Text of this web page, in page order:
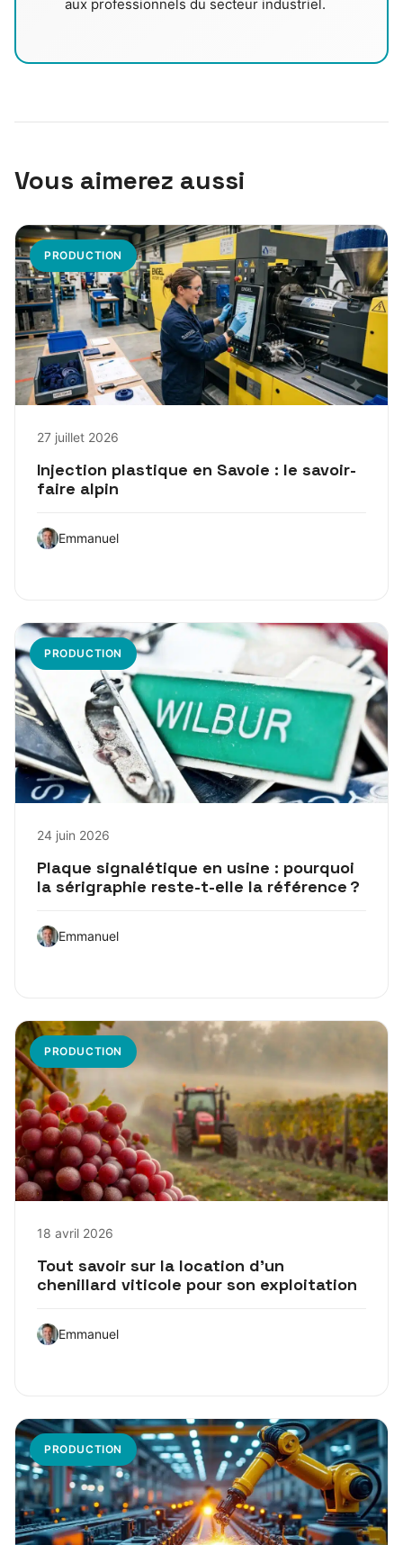
aux professionnels du secteur industriel.
Vous aimerez aussi
PRODUCTION
27 juillet 2026
Injection plastique en Savoie : le savoir-
faire alpin
Emmanuel
PRODUCTION
24 juin 2026
Plaque signalétique en usine : pourquoi
la sérigraphie reste-t-elle la référence ?
Emmanuel
PRODUCTION
18 avril 2026
Tout savoir sur la location d’un
chenillard viticole pour son exploitation
Emmanuel
PRODUCTION